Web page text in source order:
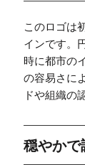
このロゴは
インです。
時に都市の
の容易さに
ドや組織の
穏やかで